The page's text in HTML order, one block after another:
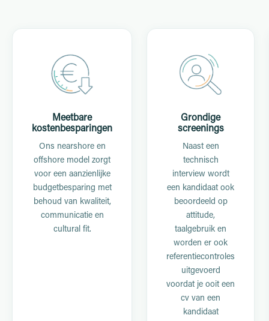
Meetbare
kostenbesparingen
Ons nearshore en
offshore model zorgt
voor een aanzienlijke
budgetbesparing met
behoud van kwaliteit,
communicatie en
cultural fit.
Grondige
screenings
Naast een
technisch
interview wordt
een kandidaat ook
beoordeeld op
attitude,
taalgebruik en
worden er ook
referentiecontroles
uitgevoerd
voordat je ooit een
cv van een
kandidaat